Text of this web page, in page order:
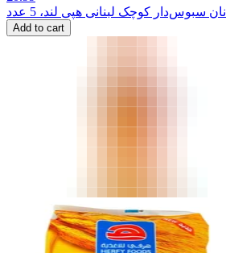
نان سبوس‌دار کوچک لبنانی هپی لند، 5 عدد
Add to cart